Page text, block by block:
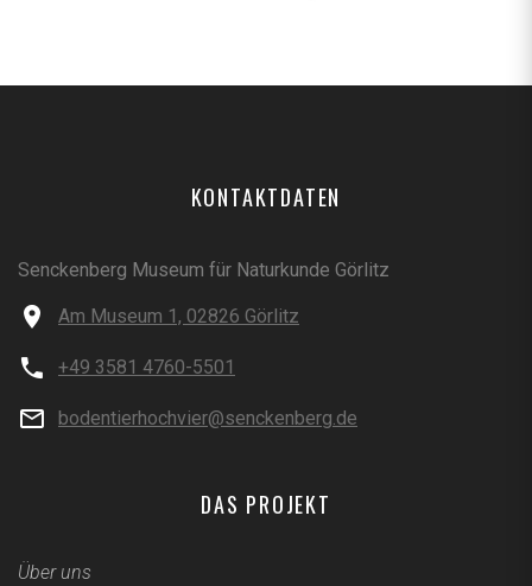
KONTAKTDATEN
Senckenberg Museum für Naturkunde Görlitz
Am Museum 1, 02826 Görlitz
+49 3581 4760-5501
bodentierhochvier@senckenberg.de
DAS PROJEKT
Über uns